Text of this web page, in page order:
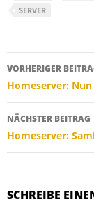
SERVER
VORHERIGER
Homeserver:
NÄCHSTER BEITRAG
Homeserver:
SCHREIBE